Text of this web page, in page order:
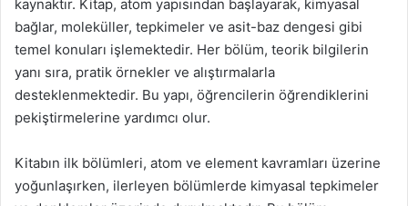
kaynaktır. Kitap, atom yapısından başlayarak, kimyasal
bağlar, moleküller, tepkimeler ve asit-baz dengesi gibi
temel konuları işlemektedir. Her bölüm, teorik bilgilerin
yanı sıra, pratik örnekler ve alıştırmalarla
desteklenmektedir. Bu yapı, öğrencilerin öğrendiklerini
pekiştirmelerine yardımcı olur.
Kitabın ilk bölümleri, atom ve element kavramları üzerine
yoğunlaşırken, ilerleyen bölümlerde kimyasal tepkimeler